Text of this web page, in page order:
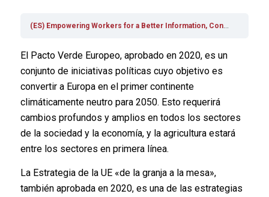
(ES) Empowering Workers for a Better Information, Consultation and Participation in Agriculture Sector
El Pacto Verde Europeo, aprobado en 2020, es un
conjunto de iniciativas políticas cuyo objetivo es
convertir a Europa en el primer continente
climáticamente neutro para 2050. Esto requerirá
cambios profundos y amplios en todos los sectores
de la sociedad y la economía, y la agricultura estará
entre los sectores en primera línea.
La Estrategia de la UE «de la granja a la mesa»,
también aprobada en 2020, es una de las estrategias